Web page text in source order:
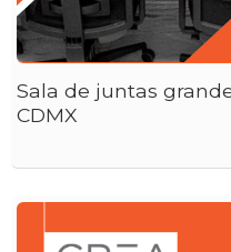
Sala de juntas
CDMX